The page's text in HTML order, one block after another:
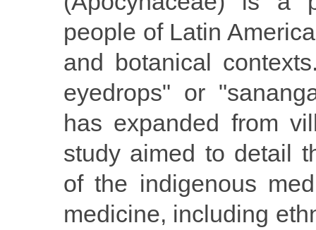
people of Latin
and botanical
eyedrops" or
has expanded from
study aimed to detail
of the indigenous
medicine, including